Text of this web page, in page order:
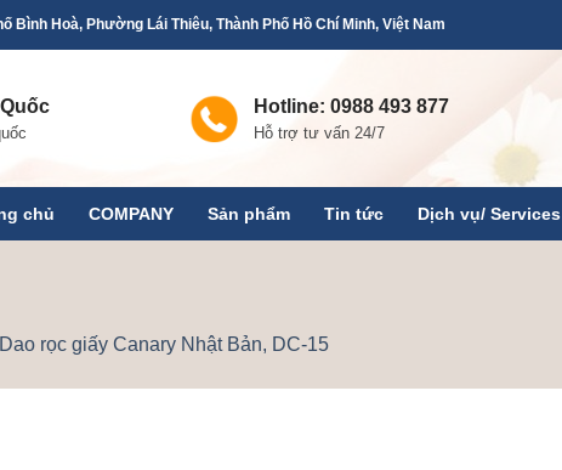
Bình Hoà, Phường Lái Thiêu, Thành Phố Hồ Chí Minh, Việt Nam
Hotline: 0988 493 877
Hỗ trợ tư vấn 24/7
chủ COMPANY Sản phẩm Tin tức Dịch vụ/ Services
Dao rọc giấy Canary Nhật Bản, DC-15